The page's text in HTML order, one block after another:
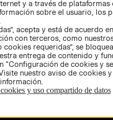
y a través de plataformas
sobre el usuario, los
acepta y está de acuerdo
con terceros, como
requeridas”, se
entrega de contenido y
“Configuración de cookies y
nuestro aviso de cookies
y uso compartido de datos